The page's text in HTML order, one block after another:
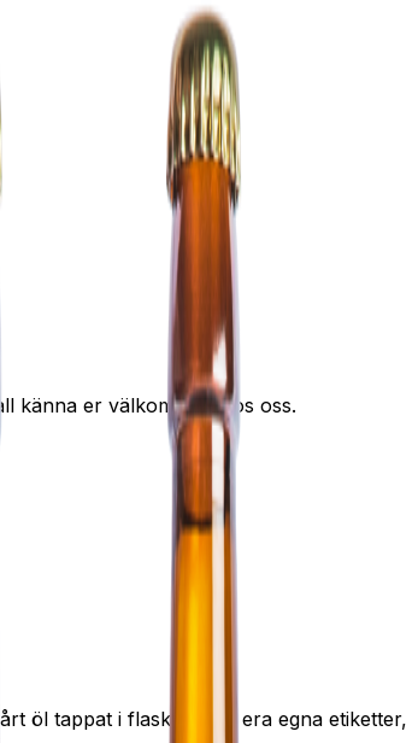
känna er välkommen hos oss.
öl tappat i flaskor med era egna etiketter,